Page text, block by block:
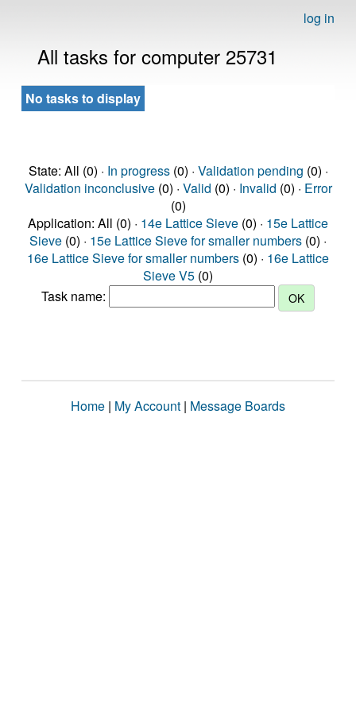
log in
All tasks for computer 25731
No tasks to display
State: All (0) · In progress(0) · Validation pending (0) ·
Validation inconclusive(0) · Valid (0) · Invalid (0) · Error
(0)
Application: All (0) · 14e Lattice Sieve (0) · 15e Lattice
Sieve (0) · 15e Lattice Sieve for smaller numbers (0) ·
16e Lattice Sieve for smaller numbers (0) · 16e Lattice
Sieve V5 (0)
Task name:
Home | My Account | Message Boards